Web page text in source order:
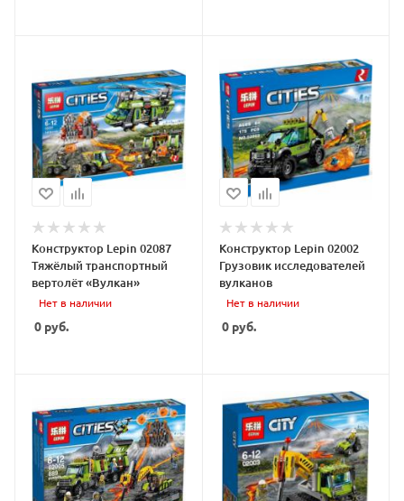
Конструктор Lepin 02087
Тяжёлый транспортный
вертолёт «Вулкан»
Нет в наличии
0 руб.
Конструктор Lepin 02002
Грузовик исследователей
вулканов
Нет в наличии
0руб.